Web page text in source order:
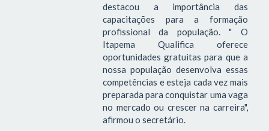
destacou a importância das
capacitações para a formação
profissional da população. " O
Itapema Qualifica oferece
oportunidades gratuitas para que a
nossa população desenvolva essas
competências e esteja cada vez mais
preparada para conquistar uma vaga
no mercado ou crescer na carreira",
afirmou o secretário.